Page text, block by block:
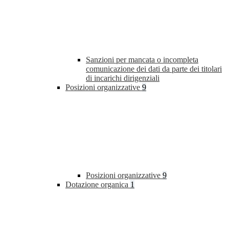
Sanzioni per mancata o incompleta
comunicazione dei dati da parte dei titolari
di incarichi dirigenziali
Posizioni organizzative 9
Posizioni organizzative 9
Dotazione organica 1